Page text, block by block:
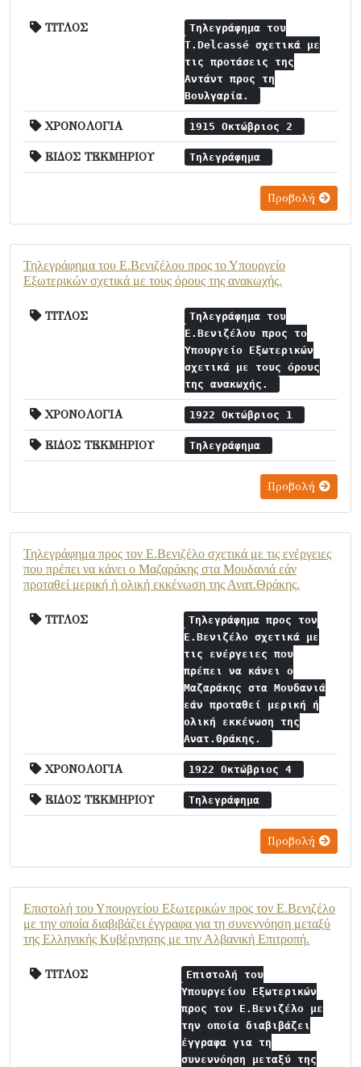
ΤΙΤΛΟΣ
Τηλεγράφημα του
T.Delcassé σχετικά με
τις προτάσεις της
Αντάντ προς τη
Βουλγαρία.
ΧΡΟΝΟΛΟΓΙΑ 1915 Οκτώβριος 2
ΕΙΔΟΣ ΤΕΚΜΗΡΙΟΥ Τηλεγράφημα
Προβολή
Τηλεγράφημα του Ε.Βενιζέλου προς το Υπουργείο
Εξωτερικών σχετικά με τους όρους της ανακωχής.
ΤΙΤΛΟΣ
Τηλεγράφημα του
Ε.Βενιζέλου προς το
Υπουργείο Εξωτερικών
σχετικά με τους όρους
της ανακωχής.
ΧΡΟΝΟΛΟΓΙΑ 1922 Οκτώβριος 1
ΕΙΔΟΣ ΤΕΚΜΗΡΙΟΥ Τηλεγράφημα
Προβολή
Τηλεγράφημα προς τον Ε.Βενιζέλο σχετικά με τις ενέργειες
που πρέπει να κάνει ο Μαζαράκης στα Μουδανιά εάν
προταθεί μερική ή ολική εκκένωση της Ανατ.Θράκης.
ΤΙΤΛΟΣ
Τηλεγράφημα προς τον
Ε.Βενιζέλο σχετικά με
τις ενέργειες που
πρέπει να κάνει ο
Μαζαράκης στα Μουδανιά
εάν προταθεί μερική ή
ολική εκκένωση της
Ανατ.Θράκης.
ΧΡΟΝΟΛΟΓΙΑ 1922 Οκτώβριος 4
ΕΙΔΟΣ ΤΕΚΜΗΡΙΟΥ Τηλεγράφημα
Προβολή
Επιστολή του Υπουργείου Εξωτερικών προς τον Ε.Βενιζέλο
με την οποία διαβιβάζει έγγραφα για τη συνεννόηση μεταξύ
της Ελληνικής Κυβέρνησης με την Αλβανική Επιτροπή.
ΤΙΤΛΟΣ
Επιστολή του
Υπουργείου Εξωτερικών
προς τον Ε.Βενιζέλο με
την οποία διαβιβάζει
έγγραφα για τη
συνεννόηση μεταξύ της